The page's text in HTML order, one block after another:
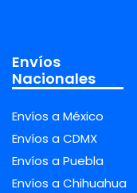
Envíos
Nacionales
Envíos a México
Envíos a CDMX
Envíos a Puebla
Envíos a Chihuahua